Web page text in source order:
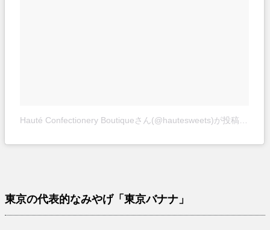
東京の代表的なみやげ「東京バナナ」